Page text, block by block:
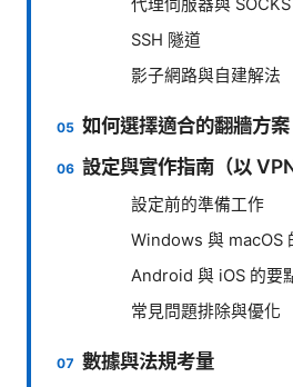
代理伺服器與 SOCKS
SSH 隧道
影子網路與自建解法
如何選擇適合的翻牆方案
設定與實作指南（以
設定前的準備工作
Windows 與 macOS
Android 與 iOS 的要
常見問題排除與優化
數據與法規考量